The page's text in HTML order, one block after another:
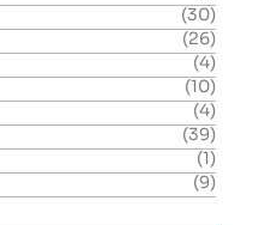
(30)
(26)
(4)
(10)
(4)
(39)
(1)
(9)